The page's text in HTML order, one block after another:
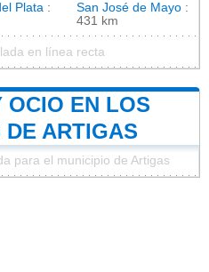
Plata :
San José de Mayo :
431 km
en línea recta
OCIO EN LOS
ARTIGAS
para el municipio de Artigas